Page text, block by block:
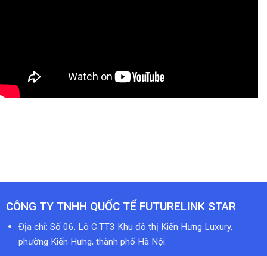
CÔNG TY TNHH QUỐC TẾ FUTURELINK STAR
Địa chỉ: Số 06, Lô C.TT3 Khu đô thị Kiến Hưng Luxury,
phường Kiến Hưng, thành phố Hà Nội